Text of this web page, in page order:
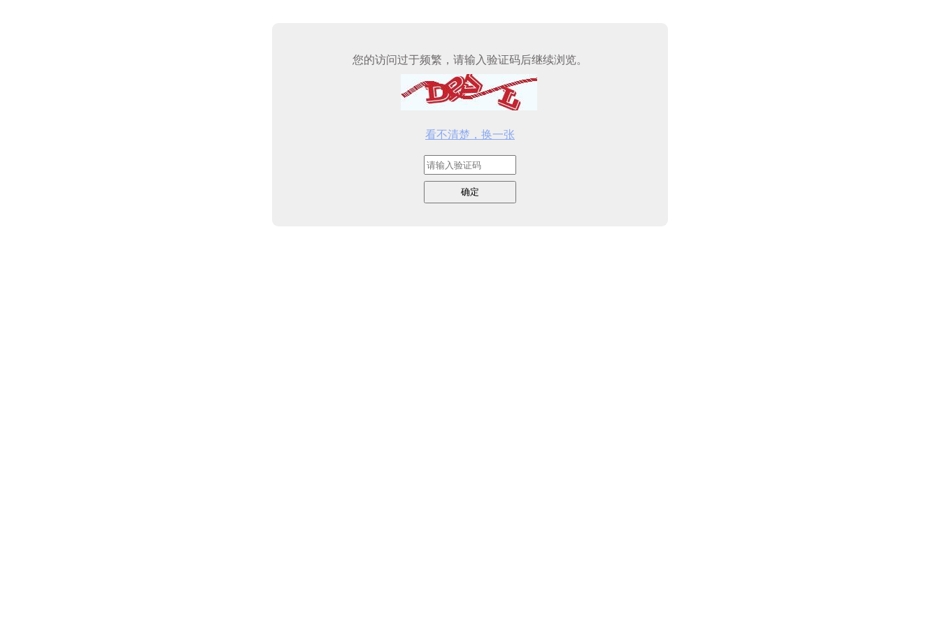
您的访问过于频繁，请输入验证码后继续浏览。
看不清楚，换一张